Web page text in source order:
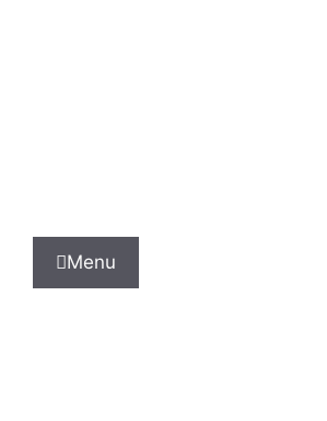
Menu